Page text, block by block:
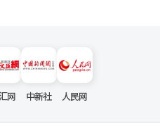
网 中新社 人民网